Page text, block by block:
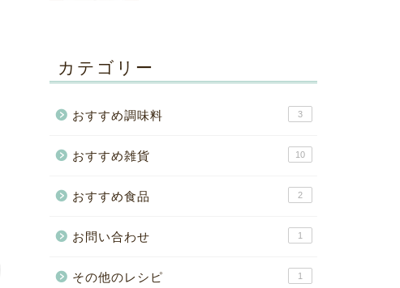
カテゴリー
おすすめ調味料 3
おすすめ雑貨 10
おすすめ食品 2
お問い合わせ 1
その他のレシピ 1